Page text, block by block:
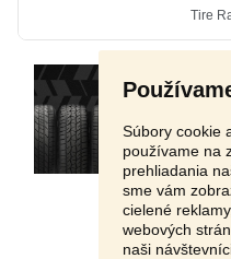
Súbory cookie
používame na
prehliadania
sme vám
cielené
webových
naši
Stránka: